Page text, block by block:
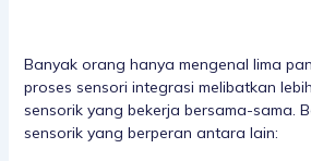
Banyak orang hanya mengenal lima
proses sensori integrasi melibatkan
sensorik yang bekerja bersama-sama.
sensorik yang berperan antara lain: